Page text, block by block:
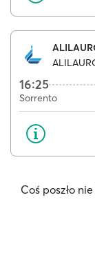
16:25
Sorrento
Coś poszło